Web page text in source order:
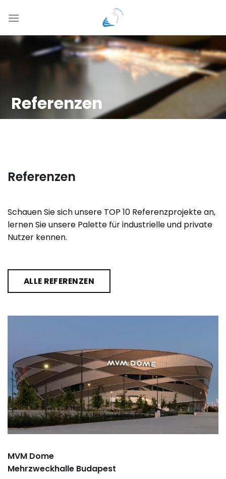
Inhalt
Referenzen
Referenzen
Schauen Sie sich unsere TOP 10 Referenzprojekte an,
lernen Sie unsere Palette für industrielle und private
Nutzer kennen.
ALLE REFERENZEN
MVM Dome
Mehrzweckhalle Budapest